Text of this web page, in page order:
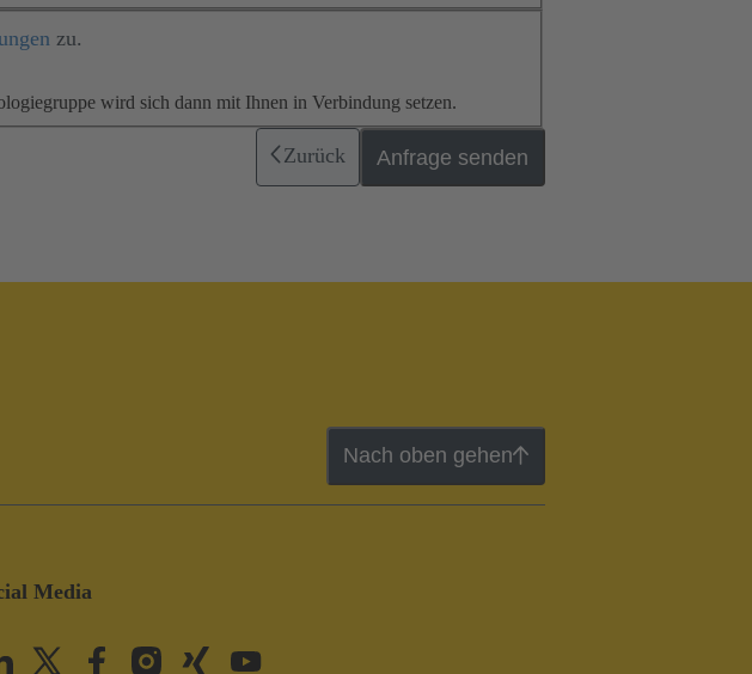
zu.
wird sich dann mit Ihnen in Verbindung setzen.
Zurück Anfrage senden
Nach oben gehen
Media